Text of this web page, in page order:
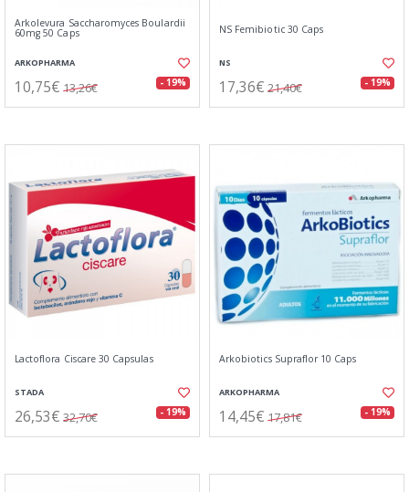
Arkolevura Saccharomyces Boulardii
60mg 50 Caps
ARKOPHARMA
10,75€ 13,26€ - 19%
NS Femibiotic 30 Caps
NS
17,36€ 21,40€ - 19%
Lactoflora Ciscare 30 Capsulas
STADA
26,53€ 32,70€ - 19%
Arkobiotics Supraflor 10 Caps
ARKOPHARMA
14,45€ 17,81€ - 19%